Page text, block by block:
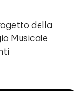
della
Musicale